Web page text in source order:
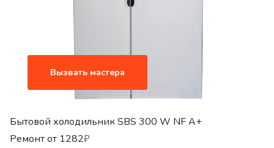
Вызвать мастера
Бытовой холодильник SBS 300 W NF A+
Ремонт от 1282₽